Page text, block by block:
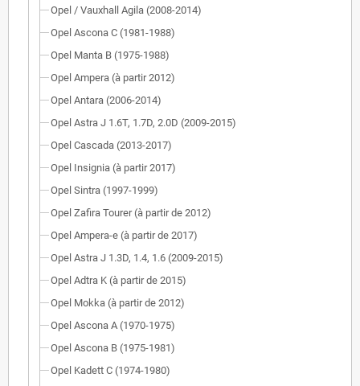
Opel / Vauxhall Agila (2008-2014)
Opel Ascona C (1981-1988)
Opel Manta B (1975-1988)
Opel Ampera (à partir 2012)
Opel Antara (2006-2014)
Opel Astra J 1.6T, 1.7D, 2.0D (2009-2015)
Opel Cascada (2013-2017)
Opel Insignia (à partir 2017)
Opel Sintra (1997-1999)
Opel Zafira Tourer (à partir de 2012)
Opel Ampera-e (à partir de 2017)
Opel Astra J 1.3D, 1.4, 1.6 (2009-2015)
Opel Adtra K (à partir de 2015)
Opel Mokka (à partir de 2012)
Opel Ascona A (1970-1975)
Opel Ascona B (1975-1981)
Opel Kadett C (1974-1980)